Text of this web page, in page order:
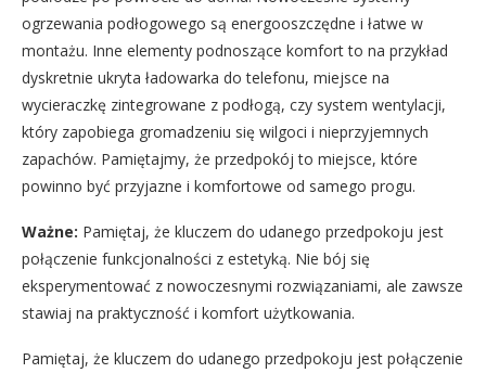
ogrzewania podłogowego są energooszczędne i łatwe w
montażu. Inne elementy podnoszące komfort to na przykład
dyskretnie ukryta ładowarka do telefonu, miejsce na
wycieraczkę zintegrowane z podłogą, czy system wentylacji,
który zapobiega gromadzeniu się wilgoci i nieprzyjemnych
zapachów. Pamiętajmy, że przedpokój to miejsce, które
powinno być przyjazne i komfortowe od samego progu.
Ważne: Pamiętaj, że kluczem do udanego przedpokoju jest
połączenie funkcjonalności z estetyką. Nie bój się
eksperymentować z nowoczesnymi rozwiązaniami, ale zawsze
stawiaj na praktyczność i komfort użytkowania.
Pamiętaj, że kluczem do udanego przedpokoju jest połączenie